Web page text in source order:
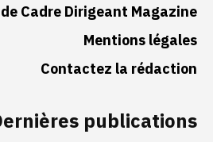
Cadre Dirigeant Magazine
Mentions légales
Contactez la rédaction
publications